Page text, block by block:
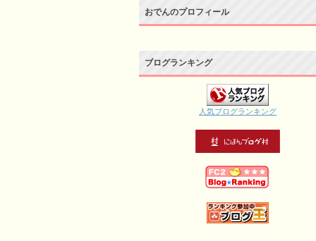
おでんのプロフィール
ブログランキング
人気ブログランキング